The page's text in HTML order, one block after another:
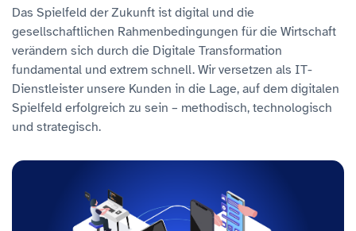
Das Spielfeld der Zukunft ist digital und die
gesellschaftlichen Rahmenbedingungen für die Wirtschaft
verändern sich durch die Digitale Transformation
fundamental und extrem schnell. Wir versetzen als IT-
Dienstleister unsere Kunden in die Lage, auf dem digitalen
Spielfeld erfolgreich zu sein – methodisch, technologisch
und strategisch.